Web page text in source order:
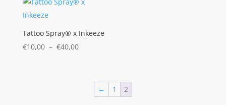
Tattoo Spray® x Inkeeze
€10,00 – €40,00Plage
€10,00← 1 2